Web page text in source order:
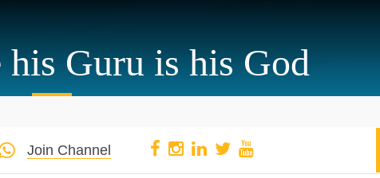
Guru is his God
Join Channel